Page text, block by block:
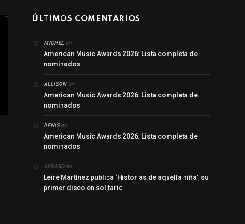
ÚLTIMOS COMENTARIOS
MICHEL en
American Music Awards 2026: Lista completa de
nominados
ALLISONen
American Music Awards 2026: Lista completa de
nominados
DENISen
American Music Awards 2026: Lista completa de
nominados
GERARDen
Leire Martínez publica ‘Historias de aquella niña’, su
primer disco en solitario